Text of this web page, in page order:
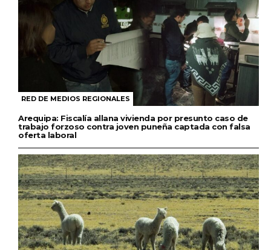
RED DE MEDIOS REGIONALES
Arequipa: Fiscalía allana vivienda por presunto caso de
trabajo forzoso contra joven puneña captada con falsa
oferta laboral